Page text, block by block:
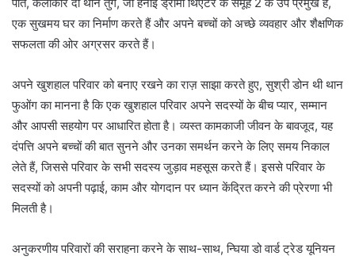
एक सुखमय घर का निर्माण करते हैं और अपने बच्चों को अच्छे व्यवहार और शैक्षणिक
सफलता की ओर अग्रसर करते हैं।
अपने खुशहाल परिवार को बनाए रखने का राज़ साझा करते हुए, सुश्री डोन थी थान
फुओंग का मानना है कि एक खुशहाल परिवार अपने सदस्यों के बीच प्यार, सम्मान
और आपसी सहयोग पर आधारित होता है। व्यस्त कामकाजी जीवन के बावजूद, यह
दंपत्ति अपने बच्चों की बात सुनने और उनका समर्थन करने के लिए समय निकाल
लेते हैं, जिससे परिवार के सभी सदस्य जुड़ाव महसूस करते हैं। इससे परिवार के
सदस्यों को अपनी पढ़ाई, काम और योगदान पर ध्यान केंद्रित करने की प्रेरणा भी
मिलती है।
अनुकरणीय परिवारों की सराहना करने के साथ-साथ, न्घिया डो वार्ड ट्रेड यूनियन